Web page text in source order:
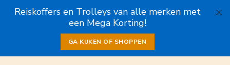
Reiskoffers en Trolleys van alle merken met
een Mega Korting!
GA KIJKEN OF SHOPPEN